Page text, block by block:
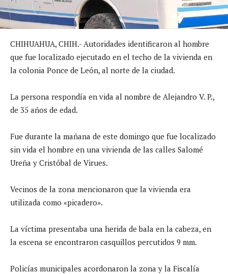
CHIHUAHUA, CHIH.- Autoridades identificaron al hombre
que fue localizado ejecutado en el techo de la vivienda en
la colonia Ponce de León, al norte de la ciudad.
La persona respondía en vida al nombre de Alejandro V. P.,
de 35 años de edad.
Fue durante la mañana de este domingo que fue localizado
sin vida el hombre en una vivienda de las calles Salomé
Ureña y Cristóbal de Virues.
Vecinos de la zona mencionaron que la vivienda era
utilizada como «picadero».
La víctima presentaba una herida de bala en la cabeza, en
la escena se encontraron casquillos percutidos 9 mm.
Policías municipales acordonaron la zona y la Fiscalía